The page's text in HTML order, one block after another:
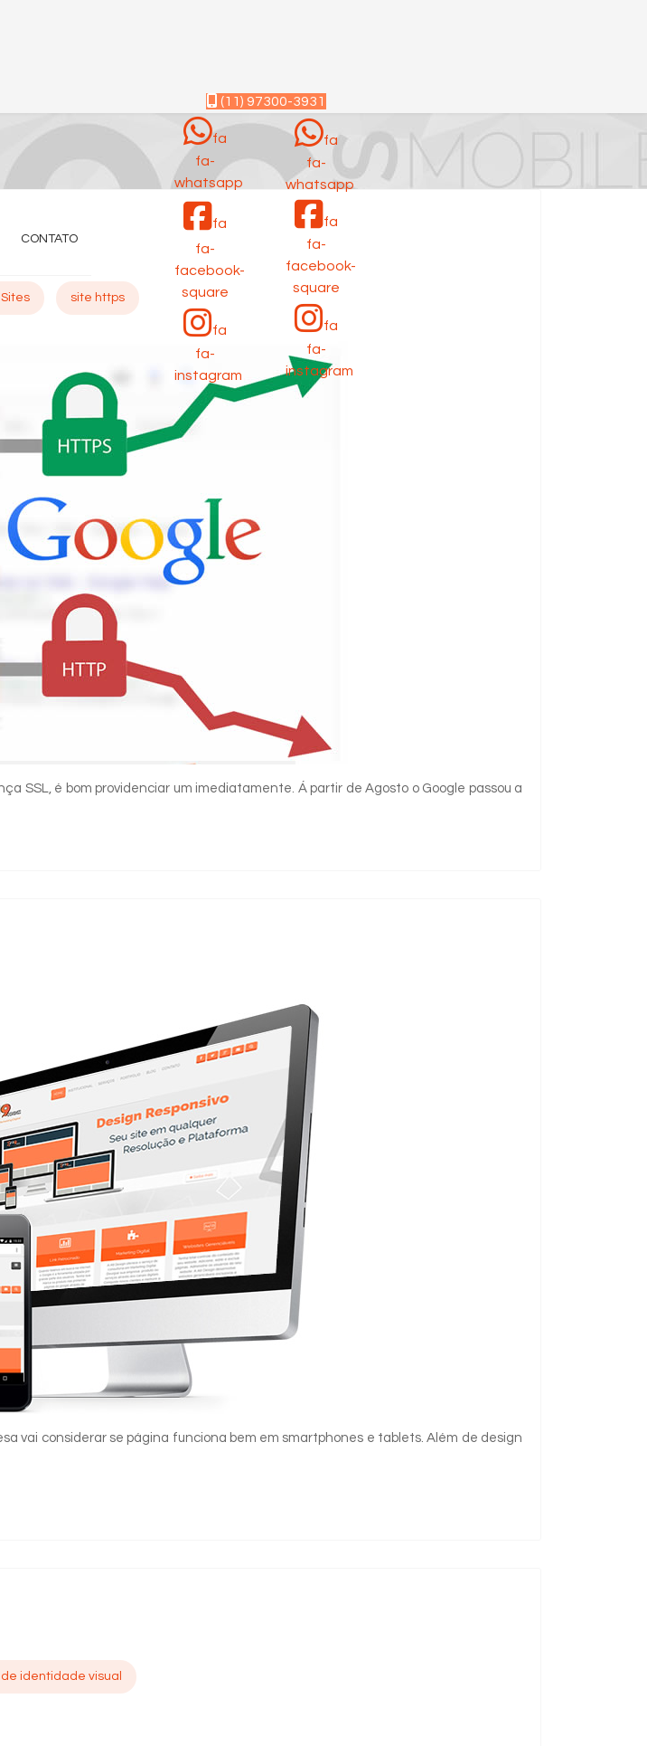
CONTATO
(11) 97300-3931
fa
fa-
whatsapp
fa
fa-
facebook-
square
fa
fa-
instagram
fa
fa-
whatsapp
fa
fa-
facebook-
square
fa
fa-
instagram
site https
SSL, é bom providenciar um imediatamente. Á partir de Agosto o Google passou a
vai considerar se página funciona bem em smartphones e tablets. Além de design
identidade visual